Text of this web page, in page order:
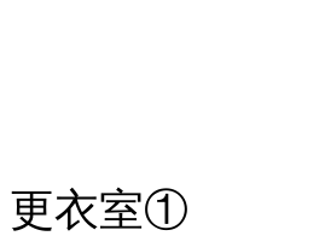
更衣室①